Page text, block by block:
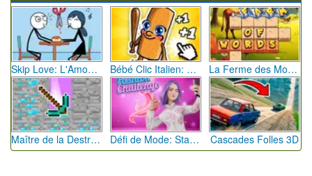
Skip Love: L'Amour en Péril Bébé Clic Italien: La Folie des Petits Bambins La Ferme des Mots - Cultivez votre Vocabulaire
Maître de la Destruction: Fusion de Pioches Défi de Mode: Star du Podium Cascades Folles 3D